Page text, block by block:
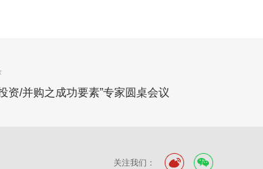
/并购之成功要素”专家圆桌会议
关注我们：